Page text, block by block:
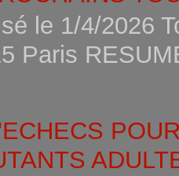
le 1/4/2026